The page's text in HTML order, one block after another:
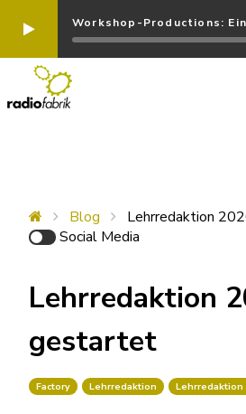
Workshop-Productions:
Blog
Lehrredaktion
Social Media
Lehrredaktion
gestartet
Factory Lehrredaktion Lehrredaktion